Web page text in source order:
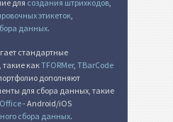
для создания штрихкодов
этикеток
данных.
стандартные
какTFORMer, TBarCode
дополняют
для сбора данных, такие
- Android/iOS
сбора данных.